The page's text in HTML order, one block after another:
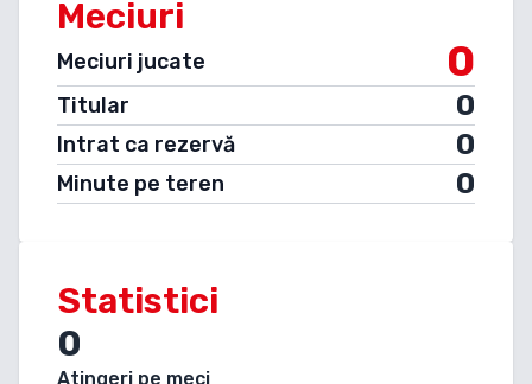
Meciuri
Meciuri jucate 0
Titular 0
Intrat ca rezervă 0
Minute pe teren 0
Statistici
0
Atingeri pe meci